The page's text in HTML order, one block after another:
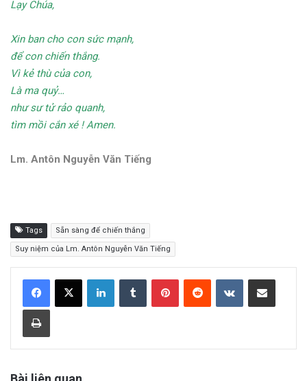
Lạy Chúa,
Xin ban cho con sức mạnh,
để con chiến thắng.
Vì kẻ thù của con,
Là ma quỷ…
như sư tử rảo quanh,
tìm mồi cắn xé ! Amen.
Lm. Antôn Nguyễn Văn Tiếng
Tags Sẵn sàng để chiến thắng
Suy niệm của Lm. Antôn Nguyễn Văn Tiếng